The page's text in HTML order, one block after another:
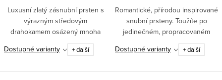
Luxusní zlatý zásnubní prsten s
výrazným středovým
drahokamem osázený mnoha
dalšími drobnými kameny. Prsten
můžeme osadit zirkony, lab
Dostupné varianty + další
Romantické, přírodou inspirované
snubní prsteny. Toužíte po
jedinečném, propracovaném
designu snubních prstenů? Tento
designový vzor spojuje přírodní
Dostupné varianty + další